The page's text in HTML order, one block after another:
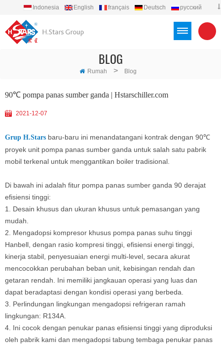
Indonesia English français Deutsch
русский
BLOG
Rumah > Blog
90℃ pompa panas sumber ganda | Hstarschiller.com
2021-12-07
Grup H.Stars baru-baru ini menandatangani kontrak dengan 90℃
proyek unit pompa panas sumber ganda untuk salah satu pabrik
mobil terkenal untuk menggantikan boiler tradisional.
Di bawah ini adalah fitur pompa panas sumber ganda 90 derajat
efisiensi tinggi:
1. Desain khusus dan ukuran khusus untuk pemasangan yang
mudah.
2. Mengadopsi kompresor khusus pompa panas suhu tinggi
Hanbell, dengan rasio kompresi tinggi, efisiensi energi tinggi,
kinerja stabil, penyesuaian energi multi-level, secara akurat
mencocokkan perubahan beban unit, kebisingan rendah dan
getaran rendah. Ini memiliki jangkauan operasi yang luas dan
dapat beradaptasi dengan kondisi operasi yang berbeda.
3. Perlindungan lingkungan mengadopsi refrigeran ramah
lingkungan: R134A.
4. Ini cocok dengan penukar panas efisiensi tinggi yang diproduksi
oleh pabrik kami dan mengadopsi tabung tembaga penukar panas